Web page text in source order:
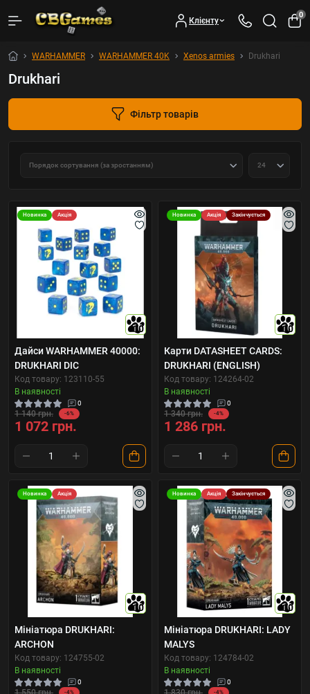
Клієнту
0
WARHAMMER WARHAMMER 40K Xenos armies Drukhari
Drukhari
Фільтр товарів
Новинка Акція
10
Дайси WARHAMMER 40000:
DRUKHARI DIC
Код товару: 123110-55
В наявності
0
1 140 грн. -6%
1 072 грн.
Новинка Акція Закінчується
10
Карти DATASHEET CARDS:
DRUKHARI (ENGLISH)
Код товару: 124264-02
В наявності
0
1 340 грн. -4%
1 286 грн.
Новинка Акція
10
Мініатюра DRUKHARI:
ARCHON
Код товару: 124755-02
В наявності
0
-4%
Новинка Акція Закінчується
10
Мініатюра DRUKHARI: LADY
MALYS
Код товару: 124784-02
В наявності
0
-4%